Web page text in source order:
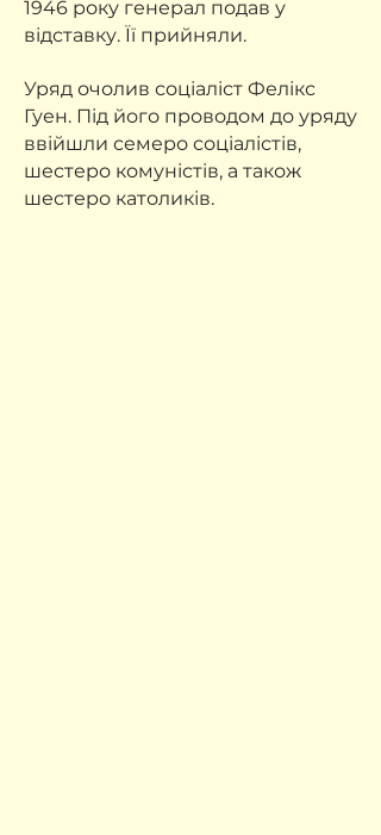
1946 року генерал подав у
відставку. Її прийняли.
Уряд очолив соціаліст Фелікс
Гуен. Під його проводом до уряду
ввійшли семеро соціалістів,
шестеро комуністів, а також
шестеро католиків.